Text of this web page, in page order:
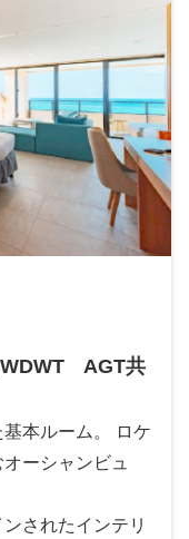
WDWT AGT共
本ルーム。 ロケ
ーシャンビュ
されたインテリ